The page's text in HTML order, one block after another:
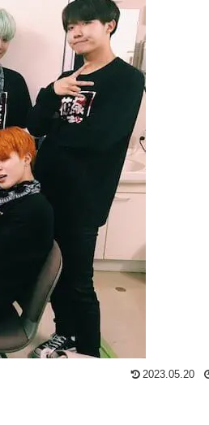
2023.05.20